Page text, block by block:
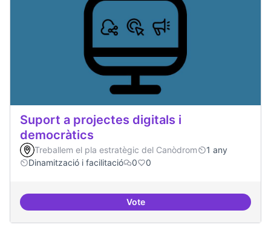
Suport a projectes digitals i
democràtics
Treballem el pla estratègic del Canòdrom
1 any
Dinamització i facilitació
0 0
VoteSuport a projectes digitals i